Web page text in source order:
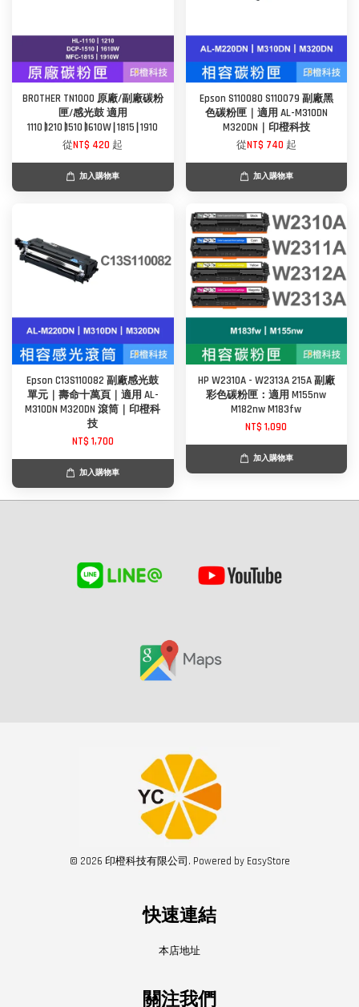
BROTHER TN1000 原廠/副廠碳粉
匣/感光鼓 適用
1110∣1210∣1510∣1610W∣1815∣1910
從NT$ 420 起
加入購物車
Epson S110080 S110079 副廠黑
色碳粉匣｜適用 AL-M310DN
M320DN｜印橙科技
從NT$ 740 起
加入購物車
Epson C13S110082 副廠感光鼓
單元｜壽命十萬頁｜適用 AL-
M310DN M320DN 滾筒｜印橙科
技
NT$ 1,700
加入購物車
HP W2310A - W2313A 215A 副廠
彩色碳粉匣：適用 M155nw
M182nw M183fw
NT$ 1,090
加入購物車
© 2026 印橙科技有限公司. Powered by EasyStore
快速連結
本店地址
關注我們